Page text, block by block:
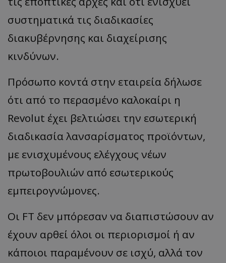
συστηματικά τις διαδικασίες
διακυβέρνησης και διαχείρισης
κινδύνων.
Πρόσωπο κοντά στην εταιρεία δήλωσε
ότι από το περασμένο καλοκαίρι η
Revolut έχει βελτιώσει την εσωτερική
διαδικασία λανσαρίσματος προϊόντων,
με ενισχυμένους ελέγχους νέων
πρωτοβουλιών από εσωτερικούς
εμπειρογνώμονες.
Οι FT δεν μπόρεσαν να διαπιστώσουν αν
έχουν αρθεί όλοι οι περιορισμοί ή αν
κάποιοι παραμένουν σε ισχύ, αλλά τον